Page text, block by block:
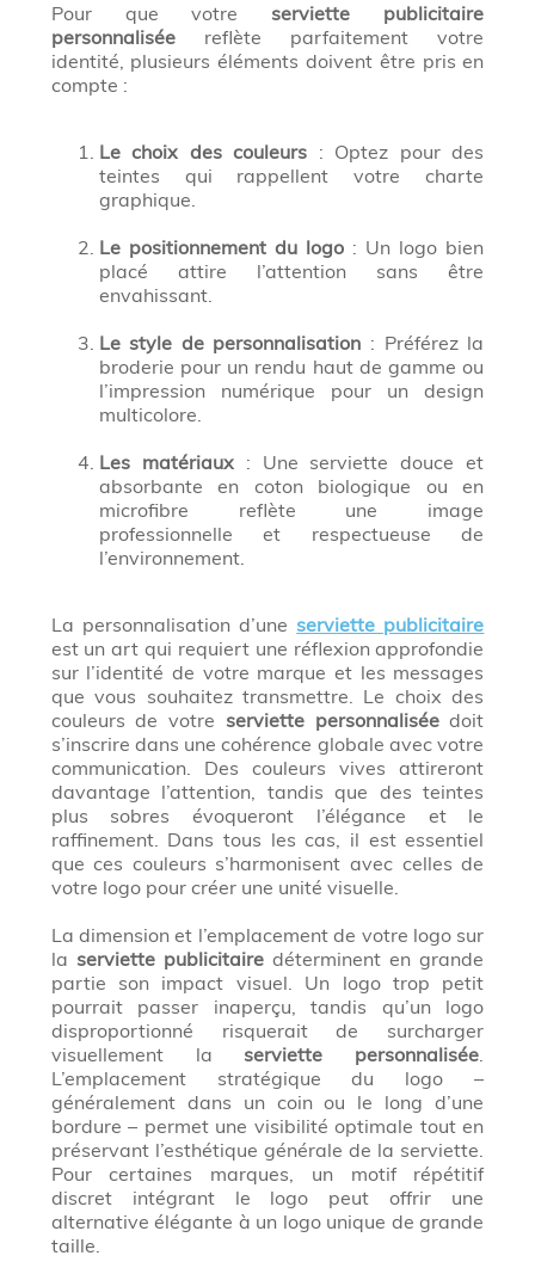
Pour que votre serviette publicitaire
personnaliséereflète parfaitement votre
identité, plusieurs éléments doivent être pris en
compte :
Le choix des couleurs : Optez pour des
teintes qui rappellent votre charte
graphique.
Le positionnement du logo: Un logo bien
placé attire l’attention sans être
envahissant.
Le style de personnalisation : Préférez la
broderie pour un rendu haut de gamme ou
l’impression numérique pour un design
multicolore.
Les matériaux: Une serviette douce et
absorbante en coton biologique ou en
microfibre reflète une image
professionnelle et respectueuse de
l’environnement.
La personnalisation d’uneserviette publicitaire
est un art qui requiert une réflexion approfondie
sur l’identité de votre marque et les messages
que vous souhaitez transmettre. Le choix des
couleurs de votre serviette personnaliséedoit
s’inscrire dans une cohérence globale avec votre
communication. Des couleurs vives attireront
davantage l’attention, tandis que des teintes
plus sobres évoqueront l’élégance et le
raffinement. Dans tous les cas, il est essentiel
que ces couleurs s’harmonisent avec celles de
votre logo pour créer une unité visuelle.
La dimension et l’emplacement de votre logo sur
la serviette publicitairedéterminent en grande
partie son impact visuel. Un logo trop petit
pourrait passer inaperçu, tandis qu’un logo
disproportionné risquerait de surcharger
visuellement la serviette personnalisée.
L’emplacement stratégique du logo –
généralement dans un coin ou le long d’une
bordure – permet une visibilité optimale tout en
préservant l’esthétique générale de la serviette.
Pour certaines marques, un motif répétitif
discret intégrant le logo peut offrir une
alternative élégante à un logo unique de grande
taille.